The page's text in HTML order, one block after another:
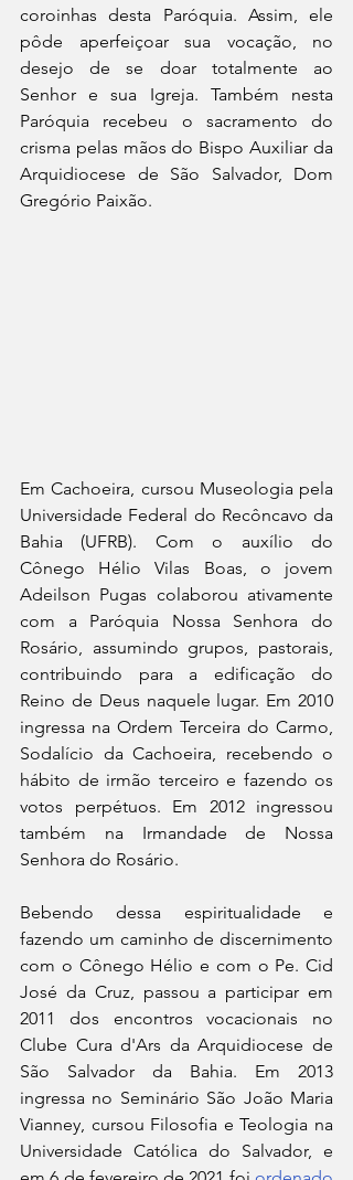
coroinhas desta Paróquia. Assim, ele
pôde aperfeiçoar sua vocação, no
desejo de se doar totalmente ao
Senhor e sua Igreja. Também nesta
Paróquia recebeu o sacramento do
crisma pelas mãos do Bispo Auxiliar da
Arquidiocese de São Salvador, Dom
Gregório Paixão.
Em Cachoeira, cursou Museologia pela
Universidade Federal do Recôncavo da
Bahia (UFRB). Com o auxílio do
Cônego Hélio Vilas Boas, o jovem
Adeilson Pugas colaborou ativamente
com a Paróquia Nossa Senhora do
Rosário, assumindo grupos, pastorais,
contribuindo para a edificação do
Reino de Deus naquele lugar. Em 2010
ingressa na Ordem Terceira do Carmo,
Sodalício da Cachoeira, recebendo o
hábito de irmão terceiro e fazendo os
votos perpétuos. Em 2012 ingressou
também na Irmandade de Nossa
Senhora do Rosário.
Bebendo dessa espiritualidade e
fazendo um caminho de discernimento
com o Cônego Hélio e com o Pe. Cid
José da Cruz, passou a participar em
2011 dos encontros vocacionais no
Clube Cura d'Ars da Arquidiocese de
São Salvador da Bahia. Em 2013
ingressa no Seminário São João Maria
Vianney, cursou Filosofia e Teologia na
Universidade Católica do Salvador, e